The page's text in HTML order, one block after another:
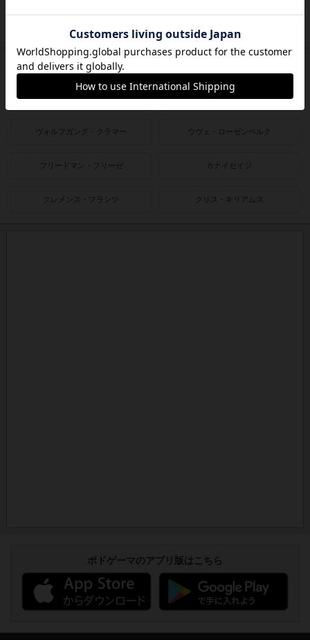
作者
ライナー・クニツィア クラウス・トイバー
ヴォルフガング・クラマー ウヴェ・ローゼンベルク
フリードマン・フリーゼ カナイセイジ
クレメンス・フランツ クリス・キリアムス
ボドゲーマのアプリ版はこちら